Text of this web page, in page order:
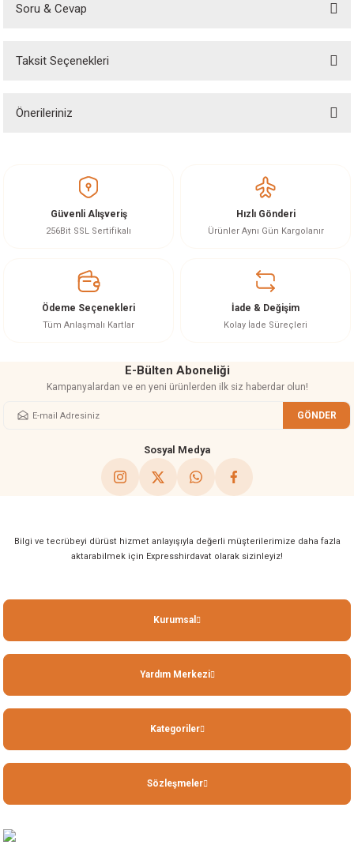
Soru & Cevap
Ürün hakkında henüz soru sorulmamış.
Taksit Seçenekleri
Önerileriniz
Görüş ve önerileriniz için teşekkür ederiz.
Ürün resmi kalitesiz, bozuk veya görüntülenemiyor.
Ürün bilgilerinde hatalar bulunuyor.
Bu ürüne benzer farklı alternatifler olmalı.
Güvenli Alışveriş
256Bit SSL Sertifikalı
Hızlı Gönderi
Ürünler Aynı Gün Kargolanır
Ödeme Seçenekleri
Tüm Anlaşmalı Kartlar
İade & Değişim
Kolay İade Süreçleri
E-Bülten Aboneliği
Kampanyalardan ve en yeni ürünlerden ilk siz haberdar olun!
GÖNDER
Sosyal Medya
Bilgi ve tecrübeyi dürüst hizmet anlayışıyla değerli müşterilerimize daha fazla
aktarabilmek için Expresshirdavat olarak sizinleyiz!
Kurumsal
Yardım Merkezi
Kategoriler
Sözleşmeler